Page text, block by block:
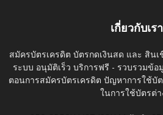
เกี่ยวกับเรา
สมัครบัตรเครดิต บัตรกดเงินสด และ สิน
ระบบ อนุมัติเร็ว บริการฟรี - รวบรวมข้
ตอนการสมัครบัตรเครดิต ปัญหาการใช้บั
ในการใช้บัตรต่า